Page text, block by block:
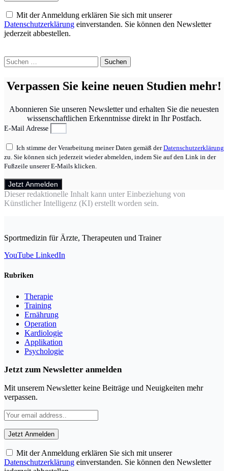
Mit der Anmeldung erklären Sie sich mit unserer
Datenschutzerklärung einverstanden. Sie können den Newsletter
jederzeit abbestellen.
Suchen
nach:
Verpassen Sie keine neuen Studien mehr!
Abonnieren Sie unseren Newsletter und erhalten Sie die neuesten
wissenschaftlichen Erkenntnisse direkt in Ihr Postfach.
E-Mail Adresse
Ich stimme der Verarbeitung meiner Daten gemäß derDatenschutzerklärung
zu. Sie können sich jederzeit wieder abmelden, indem Sie auf den Link in der
Fußzeile unserer E-Mails klicken.
Jetzt Anmelden
Dieser redaktionelle Inhalt kann unter Einbeziehung von
Künstlicher Intelligenz (KI) erstellt worden sein.
Sportmedizin für Ärzte, Therapeuten und Trainer
YouTube LinkedIn
Rubriken
Therapie
Training
Ernährung
Operation
Kardiologie
Applikation
Psychologie
Jetzt zum Newsletter anmelden
Mit unserem Newsletter keine Beiträge und Neuigkeiten mehr
verpassen.
Mit der Anmeldung erklären Sie sich mit unserer
Datenschutzerklärung einverstanden. Sie können den Newsletter